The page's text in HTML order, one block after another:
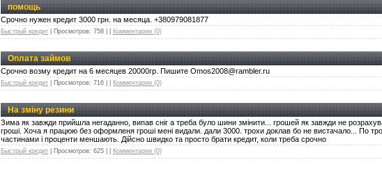
помощь
Срочно нужен кредит 3000 грн. на месяца. +380979081877
Быстрый кредит Просмотров: 758 Комментарии (0)
Оплата займов
Срочно возму кредит на 6 месяцев 20000гр. Пишите Omos2008@rambler.ru
Быстрый кредит Просмотров: 716 Комментарии (0)
На зміну резини
Зима як завжди прийшла негаданно, випав сніг а треба було шини змінити... грошей як завжди не
гроші. Хоча я працюю без оформленя гроші мені видали. дали 3000. трохи доклав бо не вистачало... По
частинами і проценти меншають. Дійсно швидко та просто брати кредит, коли треба срочно
Быстрый кредит Просмотров: 625 Комментарии (0)